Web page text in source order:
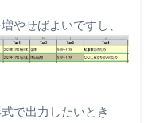
やせばよいですし、
で出力したいとき